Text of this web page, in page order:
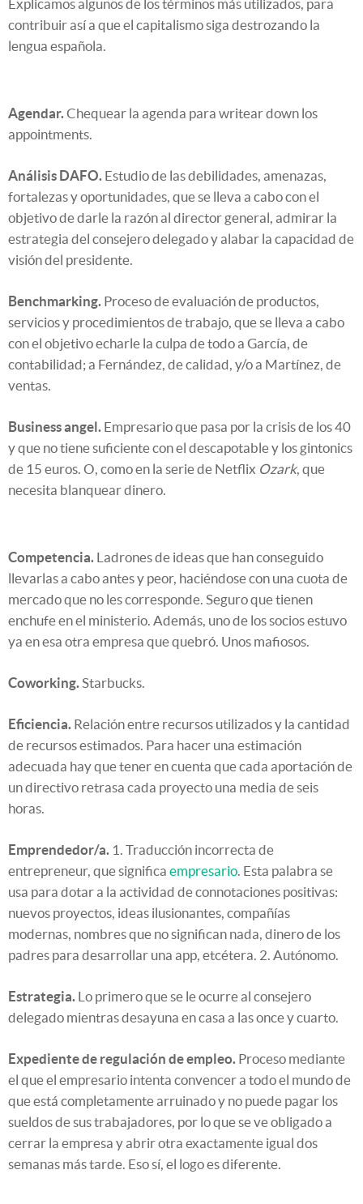
Explicamos algunos de los términos más utilizados, para
contribuir así a que el capitalismo siga destrozando la
lengua española.
Agendar.Chequear la agenda para writear down los
appointments.
Análisis DAFO. Estudio de las debilidades, amenazas,
fortalezas y oportunidades, que se lleva a cabo con el
objetivo de darle la razón al director general, admirar la
estrategia del consejero delegado y alabar la capacidad de
visión del presidente.
Benchmarking. Proceso de evaluación de productos,
servicios y procedimientos de trabajo, que se lleva a cabo
con el objetivo echarle la culpa de todo a García, de
contabilidad; a Fernández, de calidad, y/o a Martínez, de
ventas.
Business angel. Empresario que pasa por la crisis de los 40
y que no tiene suficiente con el descapotable y los gintonics
de 15 euros. O, como en la serie de Netflix Ozark, que
necesita blanquear dinero.
Competencia. Ladrones de ideas que han conseguido
llevarlas a cabo antes y peor, haciéndose con una cuota de
mercado que no les corresponde. Seguro que tienen
enchufe en el ministerio. Además, uno de los socios estuvo
ya en esa otra empresa que quebró. Unos mafiosos.
Coworking.Starbucks.
Eficiencia. Relación entre recursos utilizados y la cantidad
de recursos estimados. Para hacer una estimación
adecuada hay que tener en cuenta que cada aportación de
un directivo retrasa cada proyecto una media de seis
horas.
Emprendedor/a. 1. Traducción incorrecta de
entrepreneur, que significa empresario. Esta palabra se
usa para dotar a la actividad de connotaciones positivas:
nuevos proyectos, ideas ilusionantes, compañías
modernas, nombres que no significan nada, dinero de los
padres para desarrollar una app, etcétera. 2. Autónomo.
Estrategia. Lo primero que se le ocurre al consejero
delegado mientras desayuna en casa a las once y cuarto.
Expediente de regulación de empleo. Proceso mediante
el que el empresario intenta convencer a todo el mundo de
que está completamente arruinado y no puede pagar los
sueldos de sus trabajadores, por lo que se ve obligado a
cerrar la empresa y abrir otra exactamente igual dos
semanas más tarde. Eso sí, el logo es diferente.